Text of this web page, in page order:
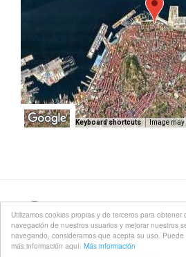
Utilizamos cookies propias y de terceros para
navegación de nuestros usuarios y mejorar nuestros
navegando, consideramos que acepta su uso.
más información aquí. Más información
Keyboard shortcuts Image
electrónico
Funciona gracias a WordPress